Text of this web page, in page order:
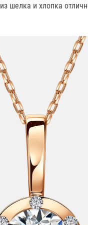
шелка и хлопка